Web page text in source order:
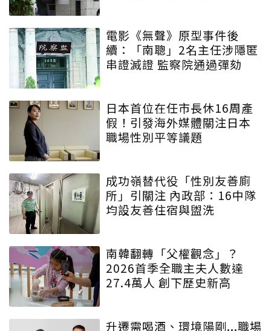
電影《無聲》原型事件後
續：「南聰」2名主任涉隱匿
串證滅證 監察院通過彈劾
日本首位在任市長休16周產
假！引發海外媒體關注日本
職場性別平等議題
成功嶺替代役「性別友善廁
所」引關注 內政部：16中隊
均設友善住宿與盥洗
南韓翻轉「父權觀念」？
2026首季全職主夫人數達
27.4萬人 創下歷史新高
升遷需喝酒、環境陽剛...職場